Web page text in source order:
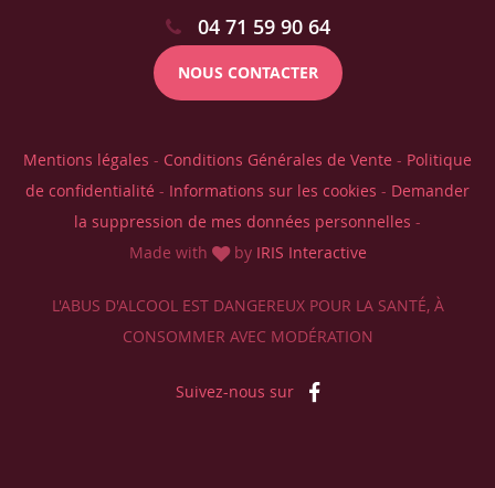
04 71 59 90 64
NOUS CONTACTER
Mentions légales - Conditions Générales de Vente - Politique
de confidentialité - Informations sur les cookies - Demander
la suppression de mes données personnelles -
Made with
by IRIS Interactive
L'ABUS D'ALCOOL EST DANGEREUX POUR LA SANTÉ, À
CONSOMMER AVEC MODÉRATION
Suivez-nous sur